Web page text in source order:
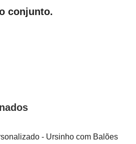
conjunto.